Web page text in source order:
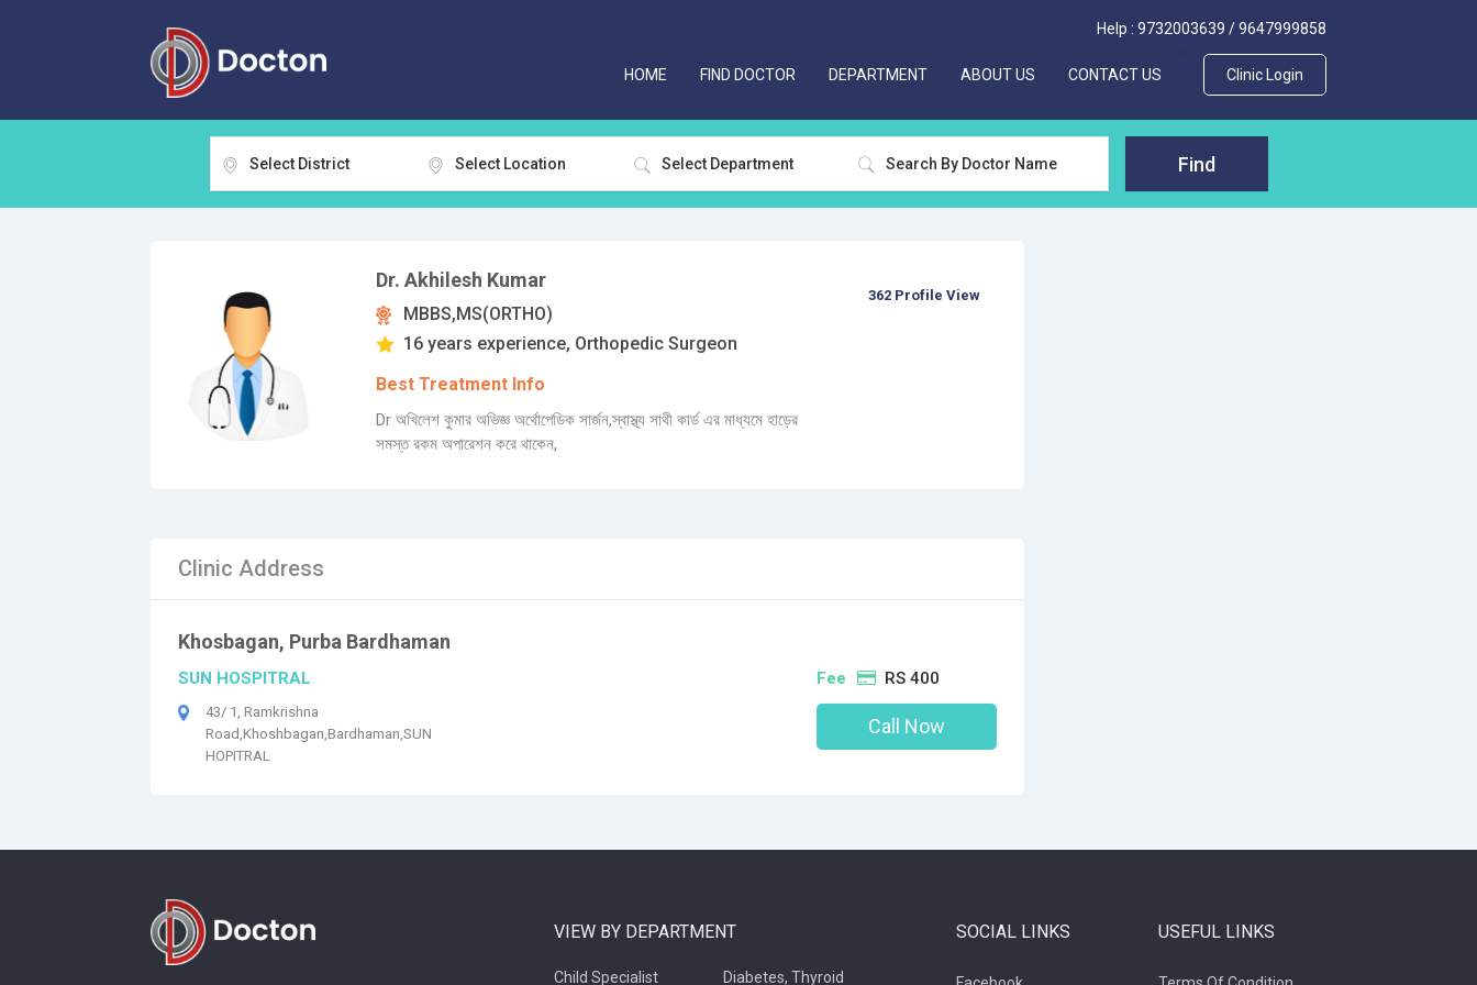
Help : 9732003639 /9647999858
HOME FIND DOCTOR DEPARTMENT ABOUT US CONTACT US
>
Clinic Login
Select District Select Location Select Department Find
Dr. Akhilesh Kumar
MBBS,MS(ORTHO)
16 years experience, Orthopedic Surgeon
Best Treatment Info
Dr অখিলেশ কুমার অভিজ্ঞ অর্থোপেডিক সার্জন,স্বাস্থ্য সাথী কার্ড এর মাধ্যমে হাড়ের
সমস্ত রকম অপারেশন করে থাকেন,
362 Profile View
Clinic Address
Khosbagan, Purba Bardhaman
SUN HOSPITRAL
43/ 1, Ramkrishna
Road,Khoshbagan,Bardhaman,SUN
HOPITRAL
Fee RS 400
Call Now
VIEW BY DEPARTMENT
Child Specialist Diabetes, Thyroid
SOCIAL LINKS USEFUL LINKS